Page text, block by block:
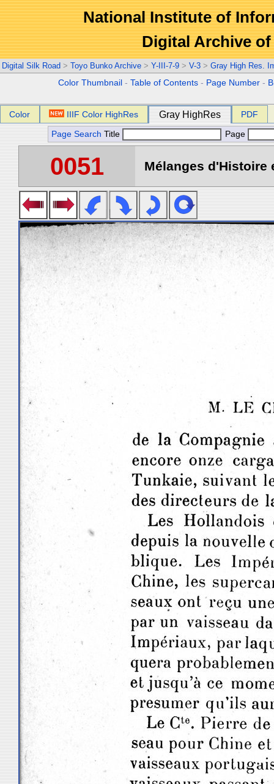
National Institute of
Digital Archive
Digital Silk Road > Toyo Bunko Archive > Y-III-7-9 > V-3 > Gray High Res.
Color Thumbnail -Table of Contents - Page Number -
Color IIIF Color HighRes Gray HighRes PDF
Page Search Title Page
0051 Mélanges d'Histoire